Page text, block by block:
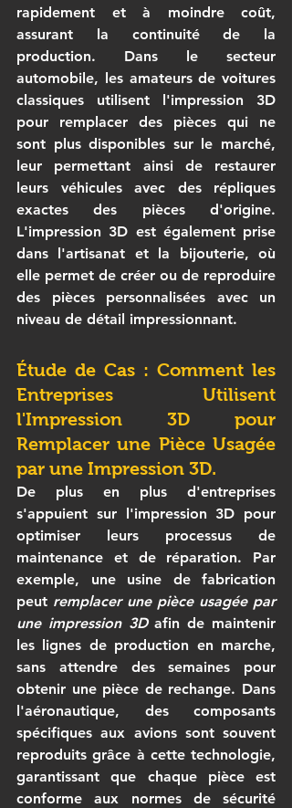
rapidement et à moindre coût,
assurant la continuité de la
production. Dans le secteur
automobile, les amateurs de voitures
classiques utilisent l'impression 3D
pour remplacer des pièces qui ne
sont plus disponibles sur le marché,
leur permettant ainsi de restaurer
leurs véhicules avec des répliques
exactes des pièces d'origine.
L'impression 3D est également prise
dans l'artisanat et la bijouterie, où
elle permet de créer ou de reproduire
des pièces personnalisées avec un
niveau de détail impressionnant.
Étude de Cas : Comment les
Entreprises Utilisent
l'Impression 3D pour
Remplacer une Pièce Usagée
par une Impression 3D.
De plus en plus d'entreprises
s'appuient sur l'impression 3D pour
optimiser leurs processus de
maintenance et de réparation. Par
exemple, une usine de fabrication
peut remplacer une pièce usagée par
une impression 3D afin de maintenir
les lignes de production en marche,
sans attendre des semaines pour
obtenir une pièce de rechange. Dans
l'aéronautique, des composants
spécifiques aux avions sont souvent
reproduits grâce à cette technologie,
garantissant que chaque pièce est
conforme aux normes de sécurité